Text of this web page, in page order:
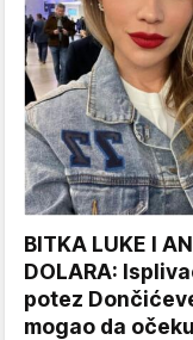
BITKA LUKE I
DOLARA:
potez
mogao da